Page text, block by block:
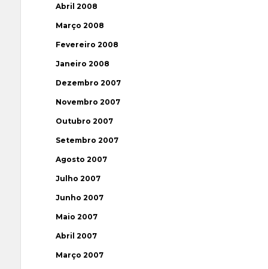
Abril 2008
Março 2008
Fevereiro 2008
Janeiro 2008
Dezembro 2007
Novembro 2007
Outubro 2007
Setembro 2007
Agosto 2007
Julho 2007
Junho 2007
Maio 2007
Abril 2007
Março 2007